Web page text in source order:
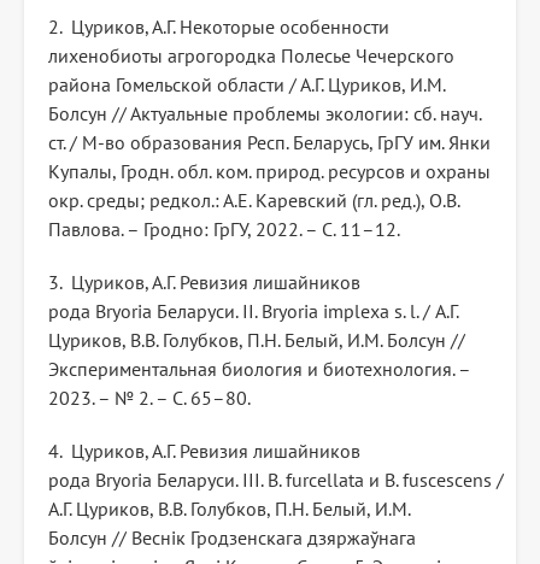
2. Цуриков, А.Г. Некоторые особенности
лихенобиоты агрогородка Полесье Чечерского
района Гомельской области / А.Г. Цуриков, И.М.
Болсун // Актуальные проблемы экологии: сб. науч.
ст. / М-во образования Респ. Беларусь, ГрГУ им. Янки
Купалы, Гродн. обл. ком. природ. ресурсов и охраны
окр. среды; редкол.: А.Е. Каревский (гл. ред.), О.В.
Павлова. – Гродно: ГрГУ, 2022. – С. 11–12.
3. Цуриков, А.Г. Ревизия лишайников
рода Bryoria Беларуси. II. Bryoria implexa s. l. / А.Г.
Цуриков, В.В. Голубков, П.Н. Белый, И.М. Болсун //
Экспериментальная биология и биотехнология. –
2023. – № 2. – С. 65–80.
4. Цуриков, А.Г. Ревизия лишайников
рода Bryoria Беларуси. III. B. furcellata и B. fuscescens /
А.Г. Цуриков, В.В. Голубков, П.Н. Белый, И.М.
Болсун // Веснік Гродзенскага дзяржаўнага